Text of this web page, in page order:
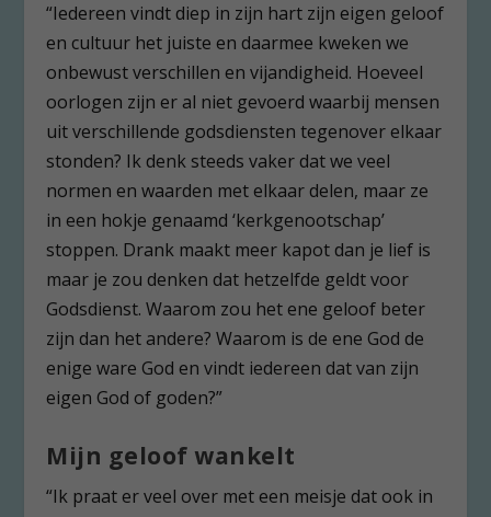
“Iedereen vindt diep in zijn hart zijn eigen geloof
en cultuur het juiste en daarmee kweken we
onbewust verschillen en vijandigheid. Hoeveel
oorlogen zijn er al niet gevoerd waarbij mensen
uit verschillende godsdiensten tegenover elkaar
stonden? Ik denk steeds vaker dat we veel
normen en waarden met elkaar delen, maar ze
in een hokje genaamd ‘kerkgenootschap’
stoppen. Drank maakt meer kapot dan je lief is
maar je zou denken dat hetzelfde geldt voor
Godsdienst. Waarom zou het ene geloof beter
zijn dan het andere? Waarom is de ene God de
enige ware God en vindt iedereen dat van zijn
eigen God of goden?”
Mijn geloof wankelt
“Ik praat er veel over met een meisje dat ook in